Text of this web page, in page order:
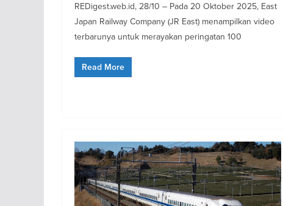
REDigest.web.id, 28/10 – Pada 20 Oktober 2025, East
Japan Railway Company (JR East) menampilkan video
terbarunya untuk merayakan peringatan 100
Read More